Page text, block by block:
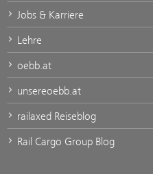
Jobs & Karriere
Lehre
oebb.at
unsereoebb.at
railaxed Reiseblog
Rail Cargo Group Blog